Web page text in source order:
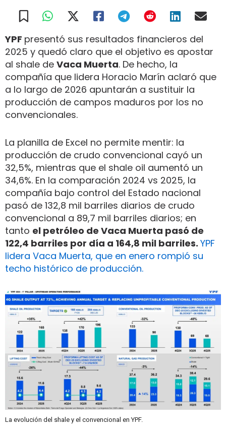
YPF presentó sus resultados financieros del
2025 y quedó claro que el objetivo es apostar
al shale de Vaca Muerta. De hecho, la
compañía que lidera Horacio Marín aclaró que
a lo largo de 2026 apuntarán a sustituir la
producción de campos maduros por los no
convencionales.
La planilla de Excel no permite mentir: la
producción de crudo convencional cayó un
32,5%, mientras que el shale oil aumentó un
34,6%. En la comparación 2024 vs 2025, la
compañía bajo control del Estado nacional
pasó de 132,8 mil barriles diarios de crudo
convencional a 89,7 mil barriles diarios; en
tanto el petróleo de Vaca Muerta pasó de
122,4 barriles por día a 164,8 mil barriles. YPF
lidera Vaca Muerta, que en enero rompió su
techo histórico de producción.
La evolución del shale y el convencional en YPF.